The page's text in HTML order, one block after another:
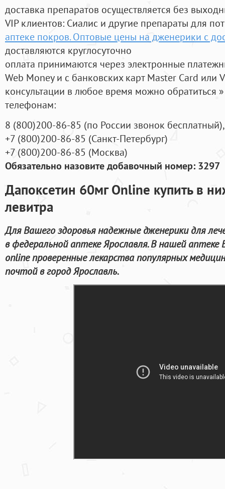
доставка препаратов осуществляется без
VIP клиентов: Сиалис и другие препараты для
аптеке покров. Оптовые цены на дженерики с
доставляются круглосуточно
оплата принимаются через электронные
Web Money и с банковских карт Master Card или
консультации в любое время можно обратиться
телефонам:
8 (800)200-86-85 (по России звонок бесплатный),
+7 (800)200-86-85 (Санкт-Петербург)
+7 (800)200-86-85 (Москва)
Обязательно назовите добавочный номер: 3297
Дапоксетин 60мг Online купить в
левитра
Для Вашего здоровья надежные дженерики для
в федеральной аптеке Ярославля. В нашей
online проверенные лекарства популярных
почтой в город Ярославль.